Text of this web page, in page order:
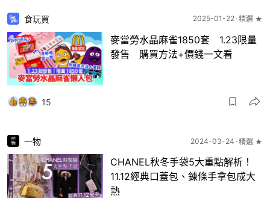
食玩買 2025-01-22 精選 ★
麥當勞水晶麻雀1850套 1.23限量
發售 購買方法+價錢一文看
15
一物 2024-03-24 精選 ★
CHANEL秋冬手袋5大重點解析！
11.12經典口蓋包、鍊條手拿包成大
熱